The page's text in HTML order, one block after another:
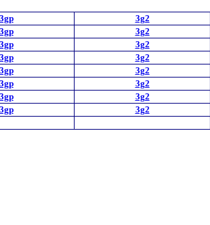
3gp 3g2
3gp 3g2
3gp 3g2
3gp 3g2
3gp 3g2
3gp 3g2
3gp 3g2
3gp 3g2